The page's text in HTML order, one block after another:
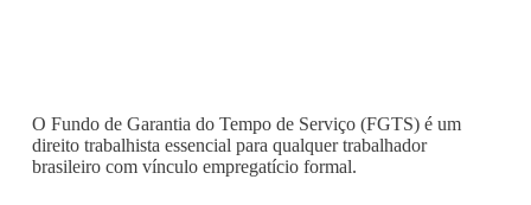
O Fundo de Garantia do Tempo de Serviço (FGTS) é um
direito trabalhista essencial para qualquer trabalhador
brasileiro com vínculo empregatício formal.